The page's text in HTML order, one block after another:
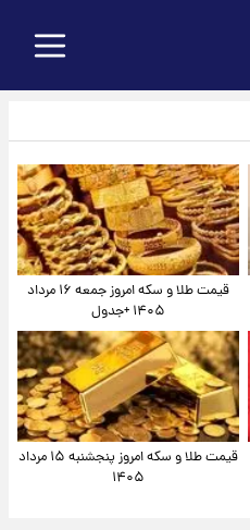
قیمت طلا و سکه امروز جمعه ۱۶ مرداد
۱۴۰۵ +جدول
قیمت طلا و سکه امروز پنجشنبه ۱۵ مرداد
۱۴۰۵